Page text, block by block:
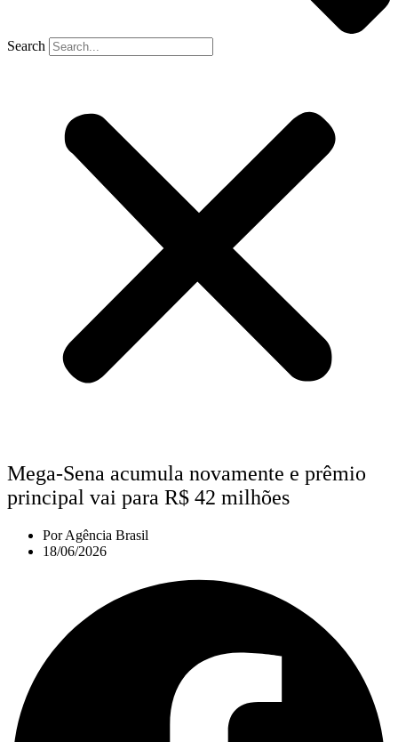
Search
Mega-Sena acumula novamente e prêmio
principal vai para R$ 42 milhões
PorAgência Brasil
18/06/2026